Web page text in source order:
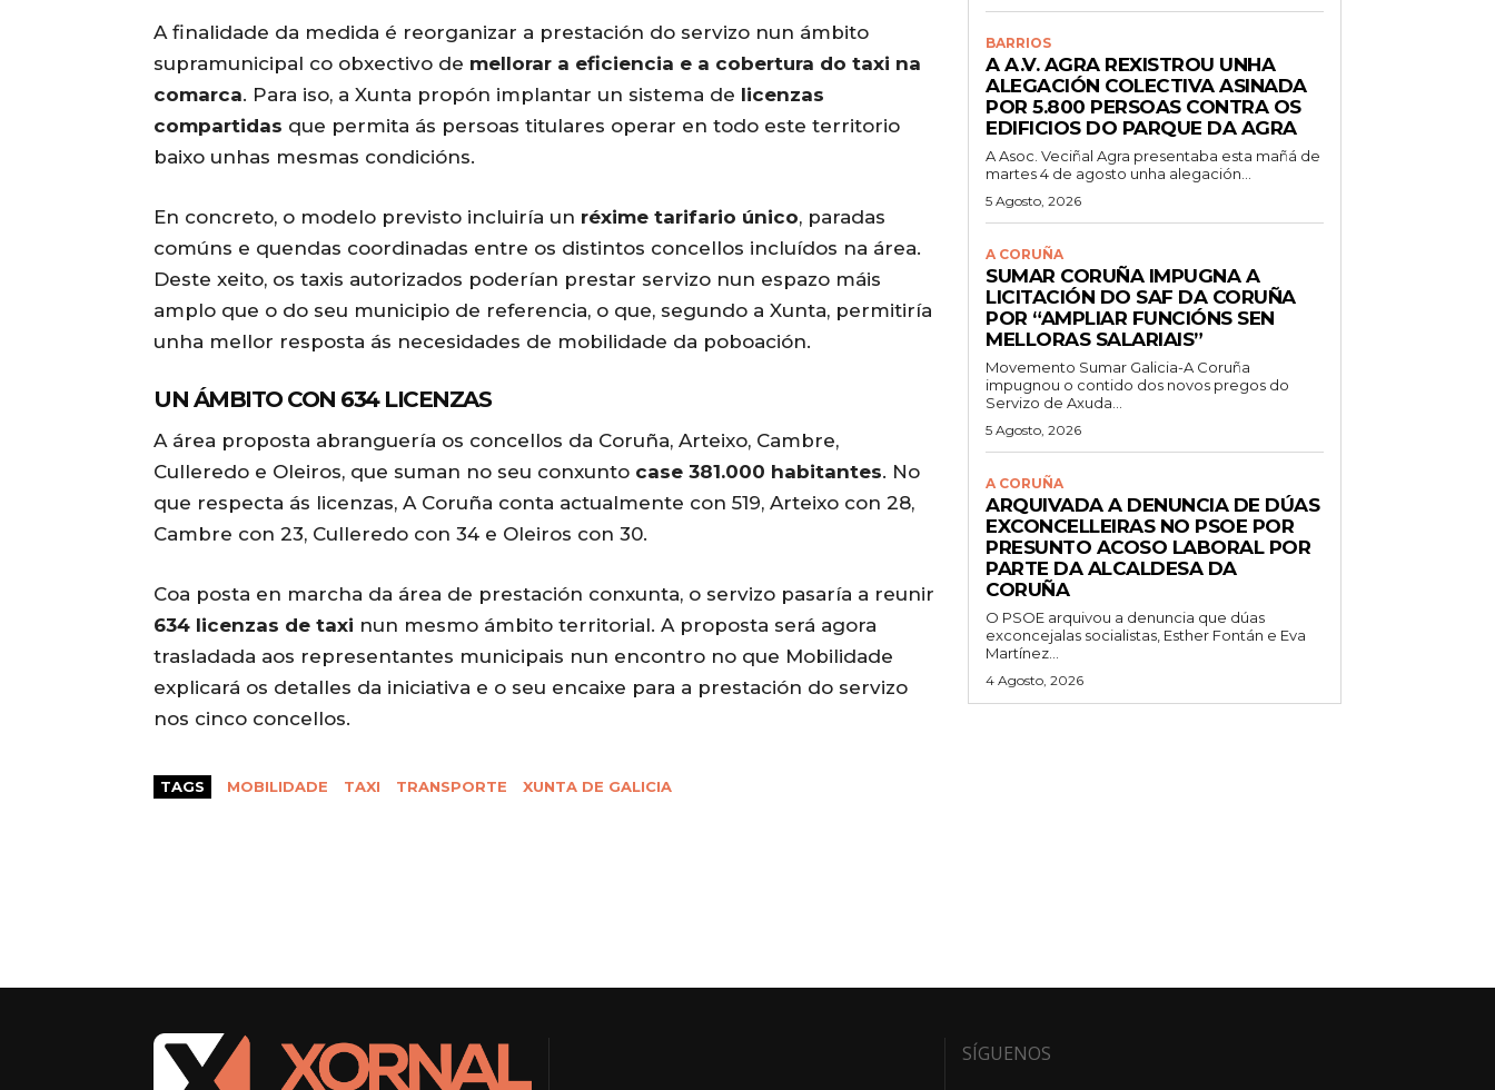
A finalidade da medida é reorganizar a prestación do servizo nun ámbito
supramunicipal co obxectivo de mellorar a eficiencia e a cobertura do taxi na
comarca. Para iso, a Xunta propón implantar un sistema de licenzas
compartidas que permita ás persoas titulares operar en todo este territorio
baixo unhas mesmas condicións.
En concreto, o modelo previsto incluiría un réxime tarifario único, paradas
comúns e quendas coordinadas entre os distintos concellos incluídos na área.
Deste xeito, os taxis autorizados poderían prestar servizo nun espazo máis
amplo que o do seu municipio de referencia, o que, segundo a Xunta, permitiría
unha mellor resposta ás necesidades de mobilidade da poboación.
UN ÁMBITO CON 634 LICENZAS
A área proposta abranguería os concellos da Coruña, Arteixo, Cambre,
Culleredo e Oleiros, que suman no seu conxunto case 381.000 habitantes. No
que respecta ás licenzas, A Coruña conta actualmente con 519, Arteixo con 28,
Cambre con 23, Culleredo con 34 e Oleiros con 30.
Coa posta en marcha da área de prestación conxunta, o servizo pasaría a reunir
634 licenzas de taxi nun mesmo ámbito territorial. A proposta será agora
trasladada aos representantes municipais nun encontro no que Mobilidade
explicará os detalles da iniciativa e o seu encaixe para a prestación do servizo
nos cinco concellos.
TAGS MOBILIDADE TAXI TRANSPORTE XUNTA DE GALICIA
BARRIOS
A A.V. AGRA REXISTROU UNHA
ALEGACIÓN COLECTIVA ASINADA
POR 5.800 PERSOAS CONTRA OS
EDIFICIOS DO PARQUE DA AGRA
A Asoc. Veciñal Agra presentaba esta mañá de
martes 4 de agosto unha alegación...
5 Agosto, 2026
A CORUÑA
SUMAR CORUÑA IMPUGNA A
LICITACIÓN DO SAF DA CORUÑA
POR “AMPLIAR FUNCIÓNS SEN
MELLORAS SALARIAIS”
Movemento Sumar Galicia-A Coruña
impugnou o contido dos novos pregos do
Servizo de Axuda...
5 Agosto, 2026
A CORUÑA
ARQUIVADA A DENUNCIA DE DÚAS
EXCONCELLEIRAS NO PSOE POR
PRESUNTO ACOSO LABORAL POR
PARTE DA ALCALDESA DA
CORUÑA
O PSOE arquivou a denuncia que dúas
exconcejalas socialistas, Esther Fontán e Eva
Martínez...
4 Agosto, 2026
SÍGUENOS